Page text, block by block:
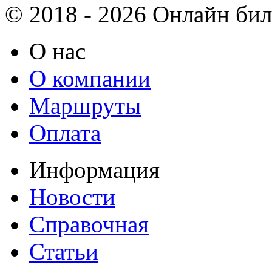
© 2018 - 2026 Онлайн
О нас
О компании
Маршруты
Оплата
Информация
Новости
Справочная
Статьи